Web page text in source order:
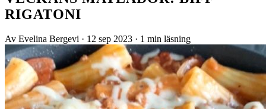
RIGATONI
Av Evelina Bergevi · 12 sep 2023 · 1 min läsning